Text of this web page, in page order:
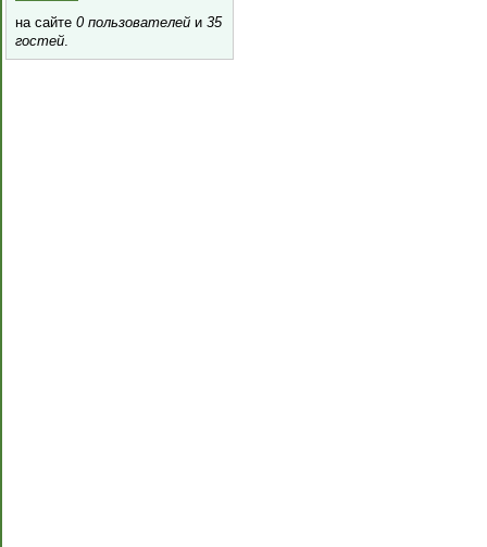
на сайте 0 пользователей и 35
гостей.